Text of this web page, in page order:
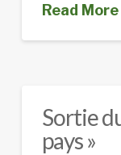
Read More
Sortie
pays »